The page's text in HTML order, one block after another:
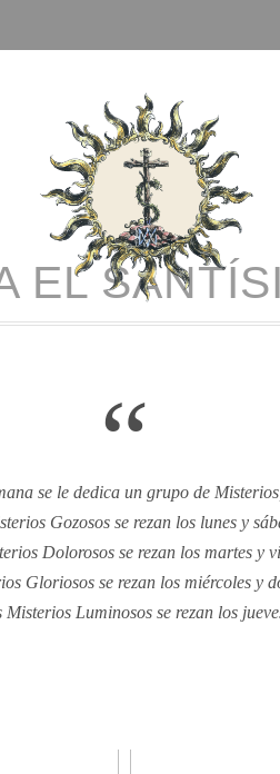
EL
“
se le dedica un grupo de
Gozosos se rezan los lunes y
Dolorosos se rezan los martes y
Gloriosos se rezan los miércoles y
Misterios Luminosos se rezan los